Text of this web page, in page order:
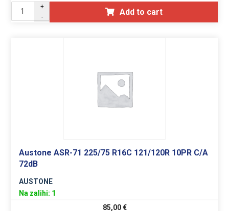
+
-
Add to cart
Austone ASR-71 225/75 R16C 121/120R 10PR C/A
72dB
AUSTONE
Na zalihi: 1
85,00€